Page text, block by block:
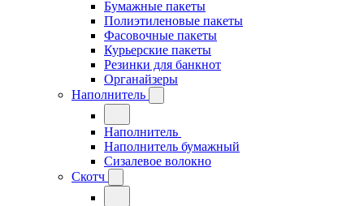
Бумажные пакеты
Полиэтиленовые пакеты
Фасовочные пакеты
Курьерские пакеты
Резинки для банкнот
Органайзеры
Наполнитель
Наполнитель
Наполнитель бумажный
Сизалевое волокно
Скотч